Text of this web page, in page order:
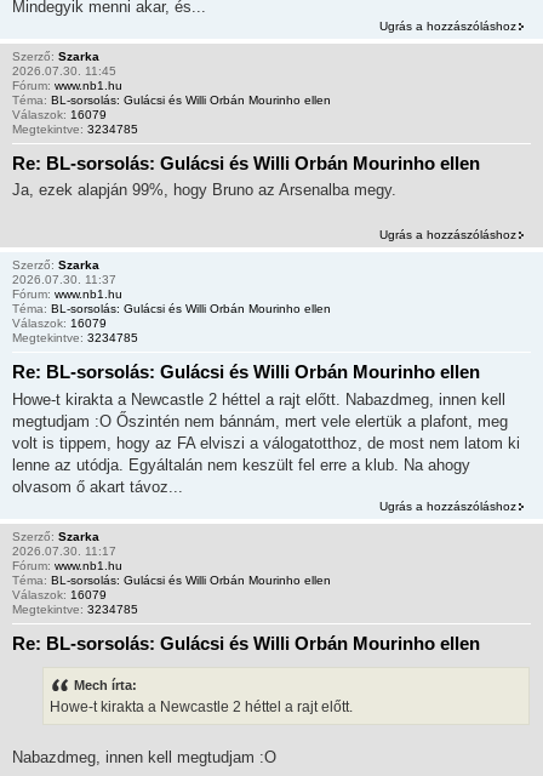
Mindegyik menni akar, és...
Ugrás a hozzászóláshoz
Szerző: Szarka
2026.07.30. 11:45
Fórum: www.nb1.hu
Téma: BL-sorsolás: Gulácsi és Willi Orbán Mourinho ellen
Válaszok: 16079
Megtekintve: 3234785
Re: BL-sorsolás: Gulácsi és Willi Orbán Mourinho ellen
Ja, ezek alapján 99%, hogy Bruno az Arsenalba megy.
Ugrás a hozzászóláshoz
Szerző: Szarka
2026.07.30. 11:37
Fórum: www.nb1.hu
Téma: BL-sorsolás: Gulácsi és Willi Orbán Mourinho ellen
Válaszok: 16079
Megtekintve: 3234785
Re: BL-sorsolás: Gulácsi és Willi Orbán Mourinho ellen
Howe-t kirakta a Newcastle 2 héttel a rajt előtt. Nabazdmeg, innen kell
megtudjam :O Őszintén nem bánnám, mert vele elertük a plafont, meg
volt is tippem, hogy az FA elviszi a válogatotthoz, de most nem latom ki
lenne az utódja. Egyáltalán nem keszült fel erre a klub. Na ahogy
olvasom ő akart távoz...
Ugrás a hozzászóláshoz
Szerző: Szarka
2026.07.30. 11:17
Fórum: www.nb1.hu
Téma: BL-sorsolás: Gulácsi és Willi Orbán Mourinho ellen
Válaszok: 16079
Megtekintve: 3234785
Re: BL-sorsolás: Gulácsi és Willi Orbán Mourinho ellen
Mech írta:
Howe-t kirakta a Newcastle 2 héttel a rajt előtt.
Nabazdmeg, innen kell megtudjam :O